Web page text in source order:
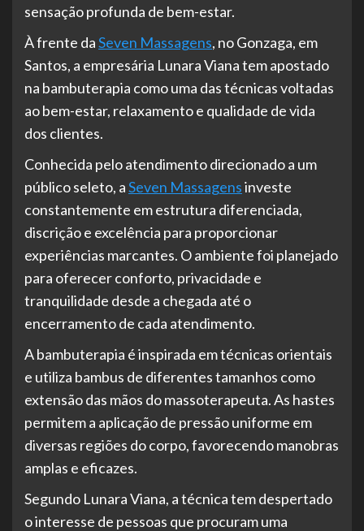
sensação profunda de bem-estar.
À frente daSeven Massagens, no Gonzaga, em
Santos, a empresária Lunara Viana tem apostado
na bambuterapia como uma das técnicas voltadas
ao bem-estar, relaxamento e qualidade de vida
dos clientes.
Conhecida pelo atendimento direcionado a um
público seleto, aSeven Massagensinveste
constantemente em estrutura diferenciada,
discrição e excelência para proporcionar
experiências marcantes. O ambiente foi planejado
para oferecer conforto, privacidade e
tranquilidade desde a chegada até o
encerramento de cada atendimento.
A bambuterapia é inspirada em técnicas orientais
e utiliza bambus de diferentes tamanhos como
extensão das mãos do massoterapeuta. As hastes
permitem a aplicação de pressão uniforme em
diversas regiões do corpo, favorecendo manobras
amplas e eficazes.
Segundo Lunara Viana, a técnica tem despertado
o interesse de pessoas que procuram uma